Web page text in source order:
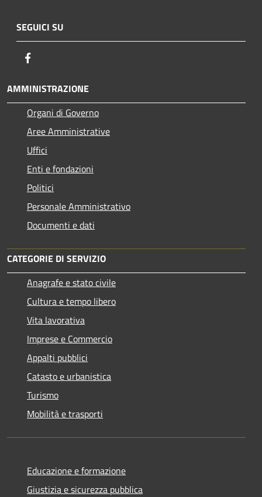
SEGUICI SU
AMMINISTRAZIONE
Organi di Governo
Aree Amministrative
Uffici
Enti e fondazioni
Politici
Personale Amministrativo
Documenti e dati
CATEGORIE DI SERVIZIO
Anagrafe e stato civile
Cultura e tempo libero
Vita lavorativa
Imprese e Commercio
Appalti pubblici
Catasto e urbanistica
Turismo
Mobilità e trasporti
Educazione e formazione
Giustizia e sicurezza pubblica